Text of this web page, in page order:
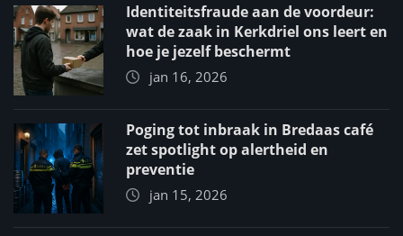
Identiteitsfraude aan de voordeur:
wat de zaak in Kerkdriel ons leert en
hoe je jezelf beschermt
jan 16, 2026
Poging tot inbraak in Bredaas café
zet spotlight op alertheid en
preventie
jan 15, 2026